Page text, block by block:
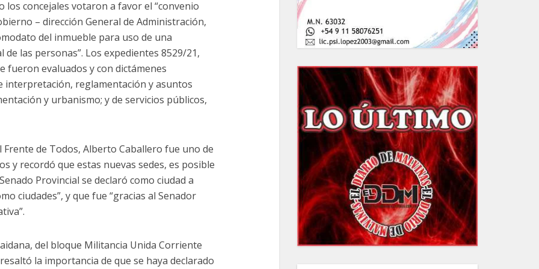
concejales votaron a favor el “convenio
– dirección General de Administración,
del inmueble para uso de una
las personas”. Los expedientes 8529/21,
fueron evaluados y con dictámenes
interpretación, reglamentación y asuntos
y urbanismo; y de servicios públicos,
de Todos, Alberto Caballero fue uno de
y recordó que estas nuevas sedes, es posible
Provincial se declaró como ciudad a
ciudades”, y que fue “gracias al Senador
del bloque Militancia Unida Corriente
la importancia de que se haya declarado